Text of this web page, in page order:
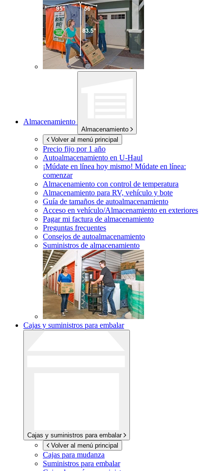
Almacenamiento
Almacenamiento
Volver al menú principal
Precio fijo por 1 año
Autoalmacenamiento en U-Haul
¡Múdate en línea hoy mismo! Múdate en línea:
comenzar
Almacenamiento con control de temperatura
Almacenamiento para RV, vehículo y bote
Guía de tamaños de autoalmacenamiento
Acceso en vehículo/Almacenamiento en exteriores
Pagar mi factura de almacenamiento
Preguntas frecuentes
Consejos de autoalmacenamiento
Suministros de almacenamiento
Cajas y suministros para embalar
Cajas y suministros para embalar
Volver al menú principal
Cajas para mudanza
Suministros para embalar